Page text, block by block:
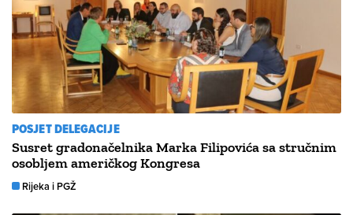
POSJET DELEGACIJE
Susret gradonačelnika Marka Filipovića sa stručnim
osobljem američkog Kongresa
Rijeka i PGŽ